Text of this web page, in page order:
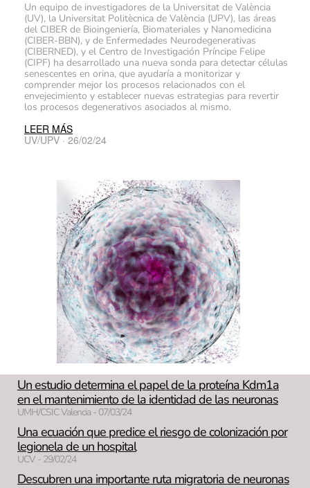
Un equipo de investigadores de la Universitat de València
(UV), la Universitat Politècnica de València (UPV), las áreas
del CIBER de Bioingeniería, Biomateriales y Nanomedicina
(CIBER-BBN), y de Enfermedades Neurodegenerativas
(CIBERNED), y el Centro de Investigación Príncipe Felipe
(CIPF) ha desarrollado una nueva sonda para detectar células
senescentes en orina, que ayudaría a monitorizar y
comprender mejor los procesos relacionados con el
envejecimiento y establecer nuevas estrategias para revertir
los procesos degenerativos asociados al mismo.
LEER MÁS
UV/UPV · 26/02/24
Un estudio determina el papel de la proteína Kdm1a
en el mantenimiento de la identidad de las neuronas
UMH/CSIC Valencia - 07/03/24
Una ecuación que predice el riesgo de colonización por
legionela de un hospital
UCV - 29/02/24
Descubren una importante ruta migratoria de neuronas